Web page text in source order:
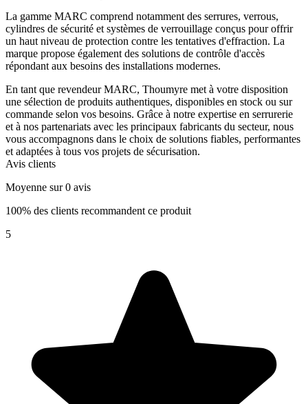
La gamme MARC comprend notamment des serrures, verrous,
cylindres de sécurité et systèmes de verrouillage conçus pour offrir
un haut niveau de protection contre les tentatives d'effraction. La
marque propose également des solutions de contrôle d'accès
répondant aux besoins des installations modernes.
En tant que revendeur MARC, Thoumyre met à votre disposition
une sélection de produits authentiques, disponibles en stock ou sur
commande selon vos besoins. Grâce à notre expertise en serrurerie
et à nos partenariats avec les principaux fabricants du secteur, nous
vous accompagnons dans le choix de solutions fiables, performantes
et adaptées à tous vos projets de sécurisation.
Avis clients
Moyenne sur 0 avis
100% des clients recommandent ce produit
5